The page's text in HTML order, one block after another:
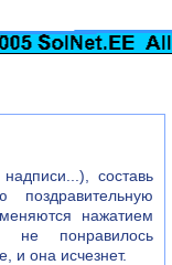
составь
поздравительную
нажатием
не понравилось
и она исчезнет.